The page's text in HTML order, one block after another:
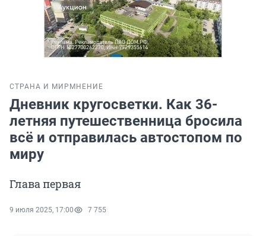
СТРАНА И МИР МНЕНИЕ
Дневник кругосветки. Как 36-
летняя путешественница бросила
всё и отправилась автостопом по
миру
Глава первая
9 июля 2025, 17:00 7 755